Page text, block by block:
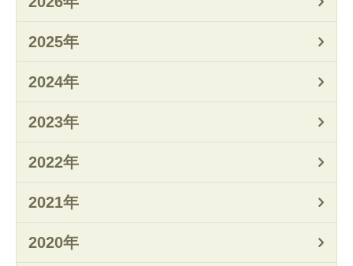
2025年
2024年
2023年
2022年
2021年
2020年